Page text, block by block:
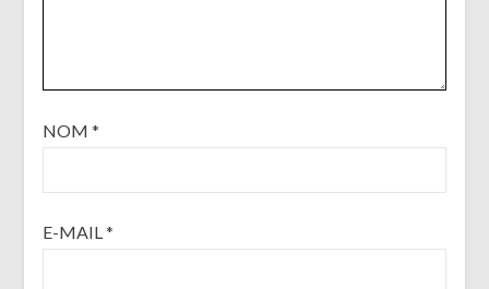
NOM *
E-MAIL*